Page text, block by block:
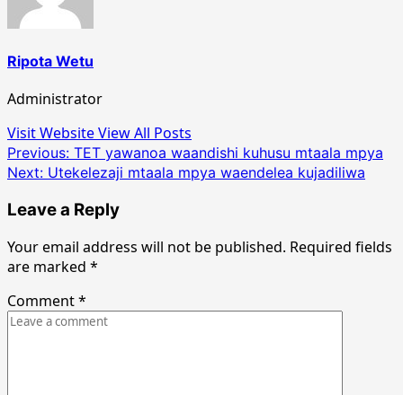
Ripota Wetu
Administrator
Visit WebsiteView All Posts
Post
navigation
Previous: TET yawanoa waandishi kuhusu mtaala mpya
Next: Utekelezaji mtaala mpya waendelea kujadiliwa
Leave a Reply
Your email address will not be published. Required fields
are marked *
Comment*